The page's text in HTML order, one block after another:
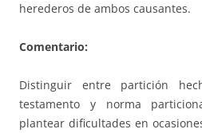
herederos de ambos causantes.
Comentario:
Distinguir entre partición
testamento y norma
plantear dificultades en